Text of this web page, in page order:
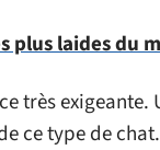
plus laides du
très
ce type de